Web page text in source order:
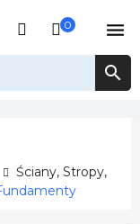
0 

Ściany, Stropy,